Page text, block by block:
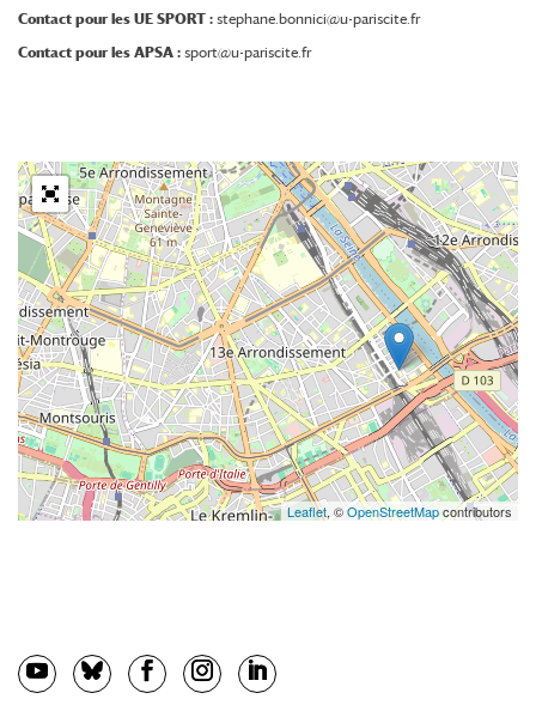
Contact pour les UE SPORT : stephane.bonnici@u-pariscite.fr
Contact pour les APSA : sport@u-pariscite.fr
Leaflet, ©OpenStreetMapcontributors